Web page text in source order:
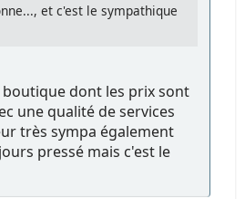
et c'est le sympathique
dont les prix sont
une qualité de services
très sympa également
pressé mais c'est le